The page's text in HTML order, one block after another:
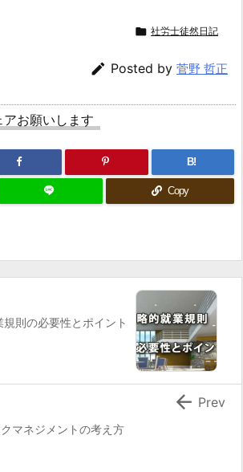
 社労士徒然日記
 Posted by 菅野 哲正
お願いします
B!
Copy
則の必要性とポイント
クマネジメントの考え方
 Prev